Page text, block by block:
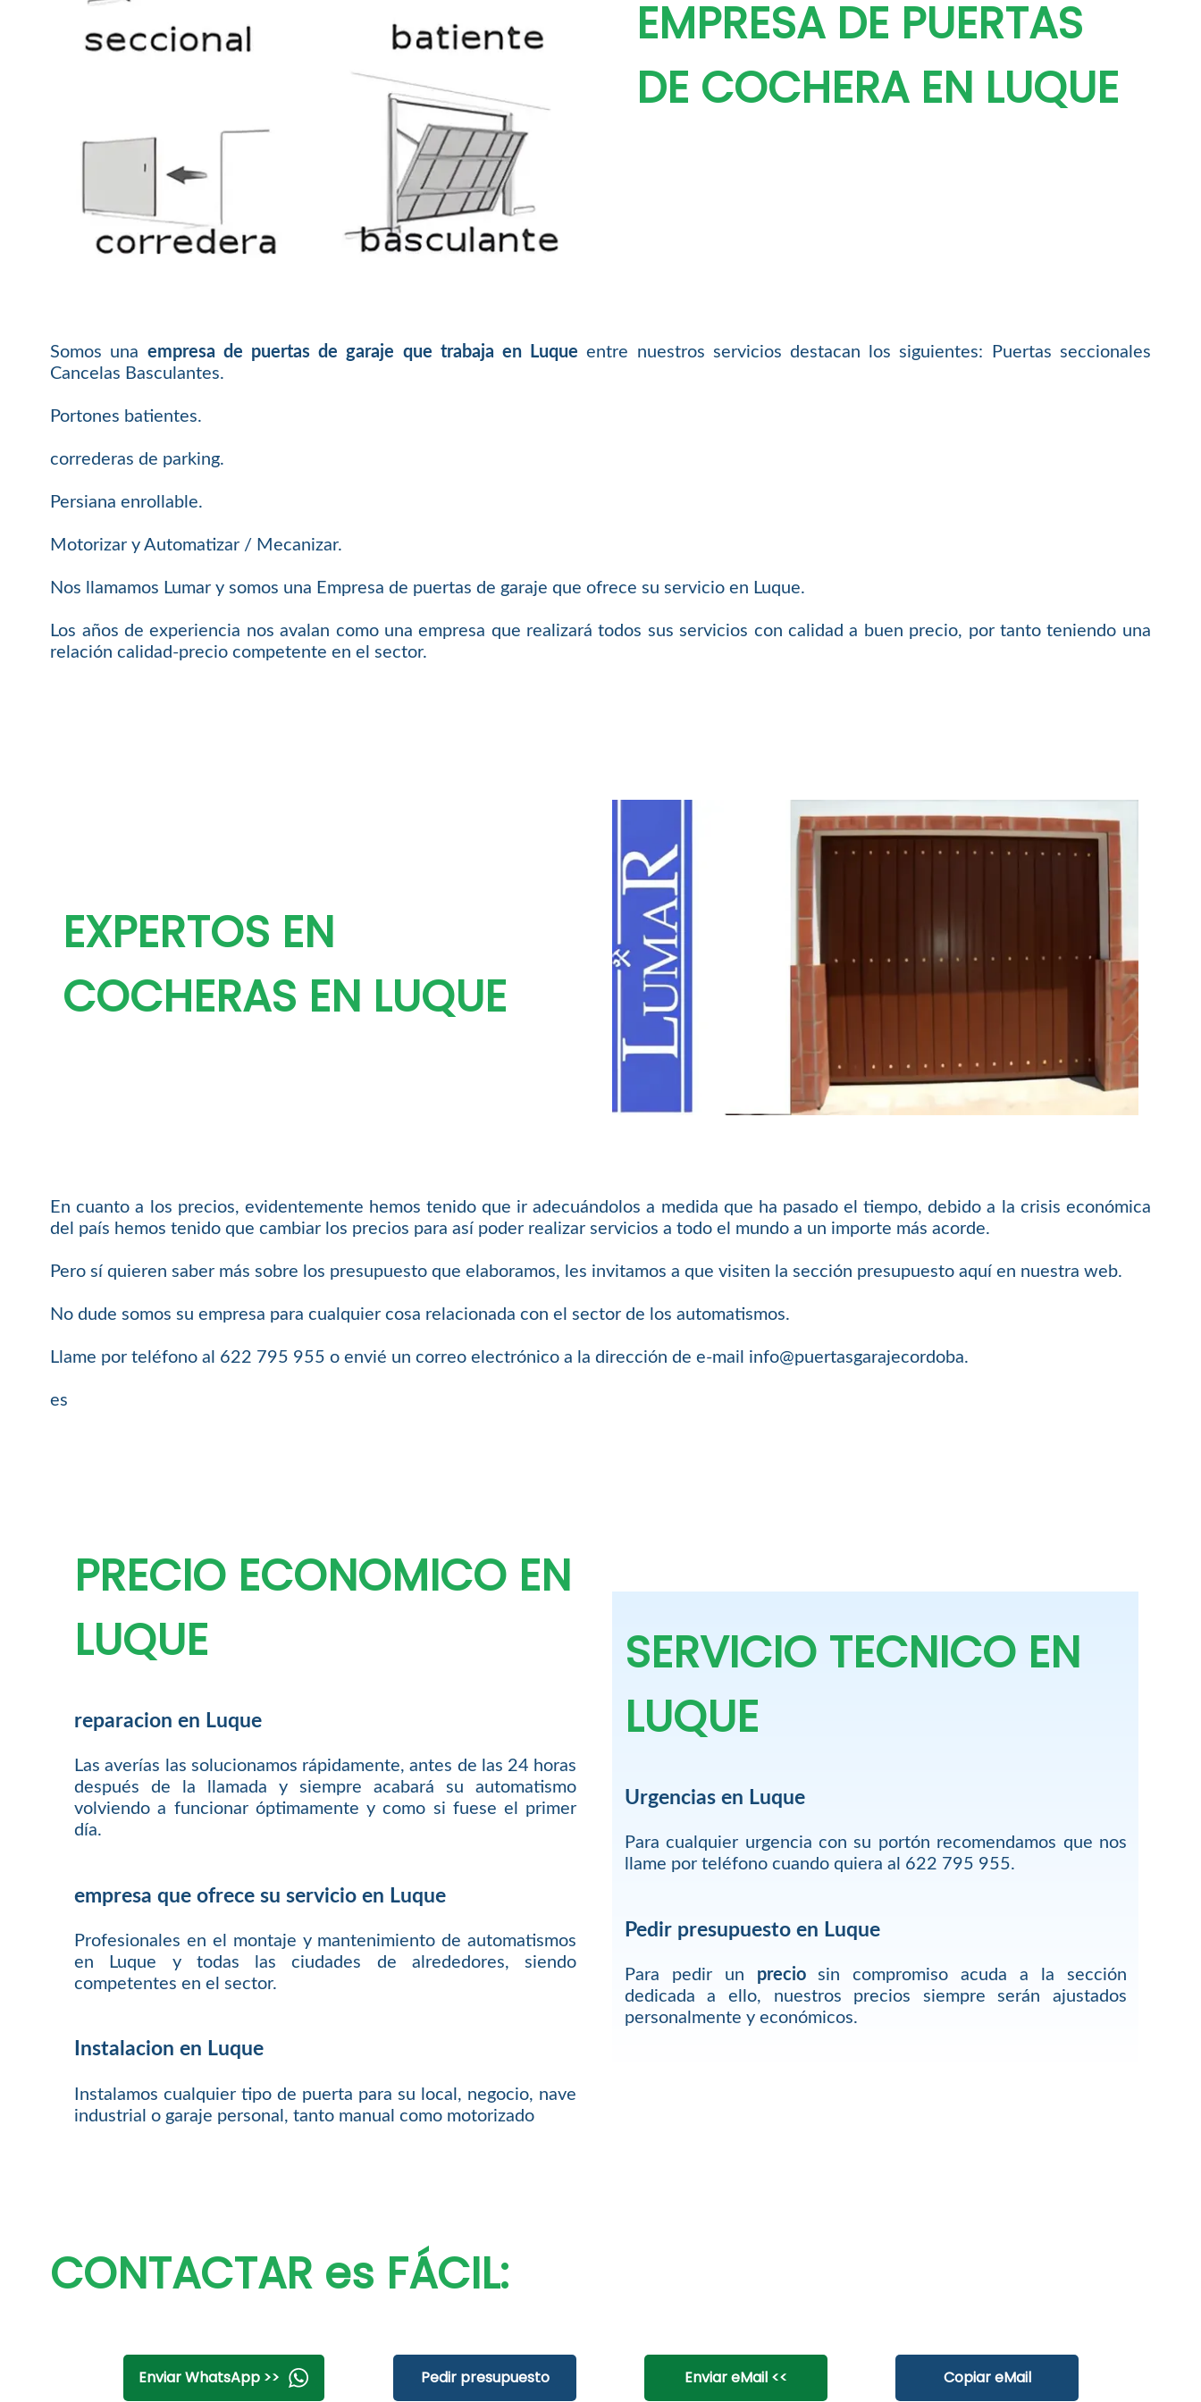
EMPRESA DE PUERTAS
DE COCHERA EN LUQUE
Somos una empresa de puertas de garaje que trabaja en Luque entre nuestros servicios destacan los siguientes: Puertas seccionales
Cancelas Basculantes.
Portones batientes.
correderas de parking.
Persiana enrollable.
Motorizar y Automatizar / Mecanizar.
Nos llamamos Lumar y somos una Empresa de puertas de garaje que ofrece su servicio en Luque.
Los años de experiencia nos avalan como una empresa que realizará todos sus servicios con calidad a buen precio, por tanto teniendo una
relación calidad-precio competente en el sector.
EXPERTOS EN
COCHERAS EN LUQUE
En cuanto a los precios, evidentemente hemos tenido que ir adecuándolos a medida que ha pasado el tiempo, debido a la crisis económica
del país hemos tenido que cambiar los precios para así poder realizar servicios a todo el mundo a un importe más acorde.
Pero sí quieren saber más sobre los presupuesto que elaboramos, les invitamos a que visiten la sección presupuesto aquí en nuestra web.
No dude somos su empresa para cualquier cosa relacionada con el sector de los automatismos.
Llame por teléfono al 622 795 955 o envié un correo electrónico a la dirección de e-mail info@puertasgarajecordoba.
es
PRECIO ECONOMICO EN
LUQUE
reparacion en Luque
Las averías las solucionamos rápidamente, antes de las 24 horas
después de la llamada y siempre acabará su automatismo
volviendo a funcionar óptimamente y como si fuese el primer
día.
empresa que ofrece su servicio en Luque
Profesionales en el montaje y mantenimiento de automatismos
en Luque y todas las ciudades de alrededores, siendo
competentes en el sector.
Instalacion en Luque
Instalamos cualquier tipo de puerta para su local, negocio, nave
industrial o garaje personal, tanto manual como motorizado
SERVICIO TECNICO EN
LUQUE
Urgencias en Luque
Para cualquier urgencia con su portón recomendamos que nos
llame por teléfono cuando quiera al 622 795 955.
Pedir presupuesto en Luque
Para pedir un preciosin compromiso acuda a la sección
dedicada a ello, nuestros precios siempre serán ajustados
personalmente y económicos.
CONTACTAR es FÁCIL:
Enviar WhatsApp >> Pedir presupuesto Enviar eMail << Copiar eMail